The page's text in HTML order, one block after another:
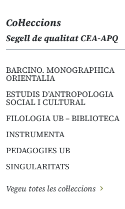
Col·leccions
Segell de qualitat CEA-APQ
BARCINO. MONOGRAPHICA
ORIENTALIA
ESTUDIS D’ANTROPOLOGIA
SOCIAL I CULTURAL
FILOLOGIA UB – BIBLIOTECA
INSTRUMENTA
PEDAGOGIES UB
SINGULARITATS
Vegeu totes les col·leccions